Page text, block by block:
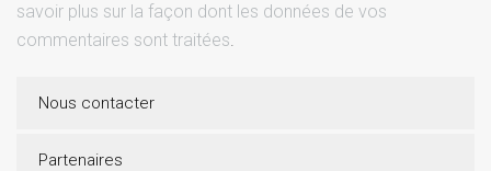
savoir plus sur la façon dont les données de vos
commentaires sont traitées.
Nous contacter
Partenaires